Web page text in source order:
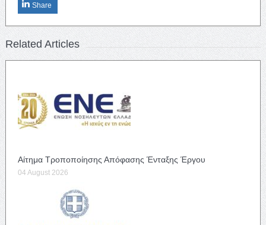
Share
Related Articles
Αίτημα Τροποποίησης Απόφασης Ένταξης Έργου
04 August 2026